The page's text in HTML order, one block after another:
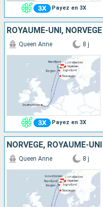
Payez en 3X
ROYAUME-UNI, NORVÈGE
Payez en 3X
Queen Anne 8 j
NORVÈGE, ROYAUME-UNI
Queen Anne 8 j